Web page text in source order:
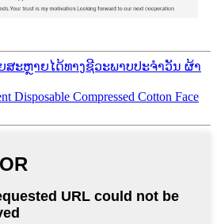
ສະຫຼາຍໄດ້ທາງຊີວະພາບປະຈໍາວັນ ຜ້າ
Disposable Compressed Cotton Face